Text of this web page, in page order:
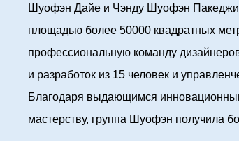
Шуофэн Дайе и Чэнду Шуофэн
площадью более 50000 квадратных
профессиональную команду
и разработок из 15 человек и
Благодаря выдающимся
мастерству, группа Шуофэн получила